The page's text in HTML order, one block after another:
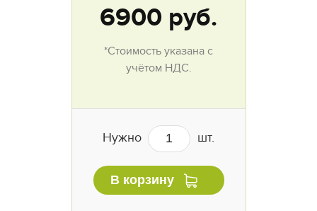
6900 руб.
*Стоимость указана с
учётом НДС.
Нужно шт.
В корзину